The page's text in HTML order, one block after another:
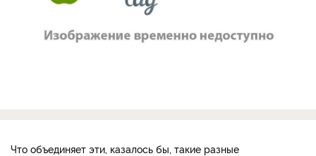
Что объединяет эти, казалось бы, такие разные